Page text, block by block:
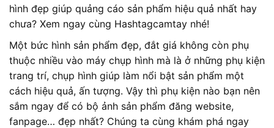
hình đẹp giúp quảng cáo sản phẩm hiệu quả nhất hay
chưa? Xem ngay cùng Hashtagcamtay nhé!
Một bức hình sản phẩm đẹp, đắt giá không còn phụ
thuộc nhiều vào máy chụp hình mà là ở những phụ kiện
trang trí, chụp hình giúp làm nổi bật sản phẩm một
cách hiệu quả, ấn tượng. Vậy thì phụ kiện nào bạn nên
sắm ngay để có bộ ảnh sản phẩm đăng website,
fanpage… đẹp nhất? Chúng ta cùng khám phá ngay